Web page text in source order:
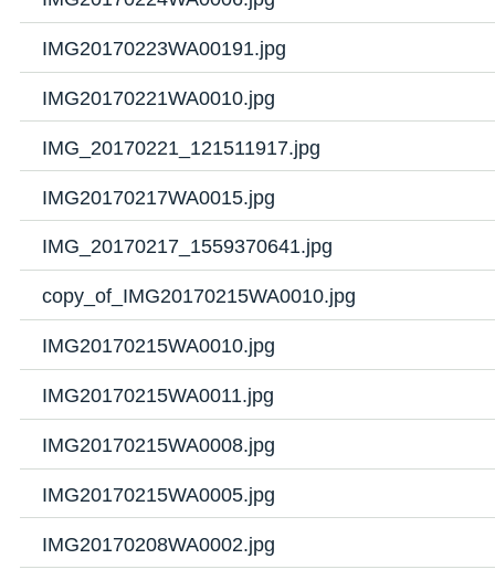
IMG20170223WA00191.jpg
IMG20170221WA0010.jpg
IMG_20170221_121511917.jpg
IMG20170217WA0015.jpg
IMG_20170217_1559370641.jpg
copy_of_IMG20170215WA0010.jpg
IMG20170215WA0010.jpg
IMG20170215WA0011.jpg
IMG20170215WA0008.jpg
IMG20170215WA0005.jpg
IMG20170208WA0002.jpg